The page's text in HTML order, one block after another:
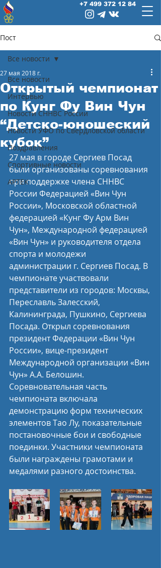
+7 499 372 12 84
Пост
Все новости
Интервью
Новости СННВС России
Новости УФО по Свердловской области
Поздравления
Спортивные новости
АРТЕК
Все новости
Открытый чемпионат
по Кунг Фу Вин Чун
“Детско-юношеский
кубок”
27 мая 2018 г.
27 мая в городе Сергиев Посад
были организованы соревнования
при поддержке члена СННВС
России Федерацией «Вин Чун
России», Московской областной
федерацией «Кунг Фу Арм Вин
Чун», Международной федерацией
«Вин Чун» и руководителя отдела
спорта и молодежи
администрации г. Сергиев Посад. В
чемпионате участвовали
представители из городов: Москвы,
Переславль Залесский,
Калининграда, Пушкино, Сергиева
Посада. Открыл соревнования
президент Федерации «Вин Чун
России», вице-президент
Международной организации «Вин
Чун» А.А. Белошин.
Соревновательная часть
чемпионата включала
демонстрацию форм технических
элементов Тао Лу, показательные
постановочные бои и свободные
поединки. Участники чемпионата
были награждены грамотами и
медалями разного достоинства.